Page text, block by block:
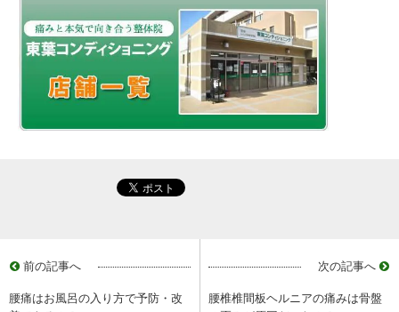
前の記事へ
腰痛はお風呂の入り方で予防・改
次の記事へ
腰椎椎間板ヘルニアの痛みは骨盤